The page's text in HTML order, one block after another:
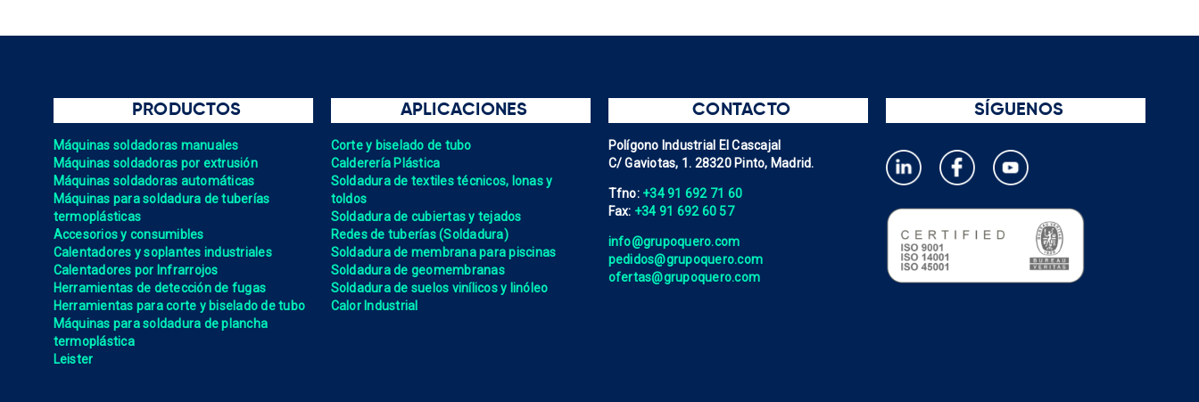
PRODUCTOS
Máquinas soldadoras manuales
Máquinas soldadoras por extrusión
Máquinas soldadoras automáticas
Máquinas para soldadura de tuberías
termoplásticas
Accesorios y consumibles
Calentadores y soplantes industriales
Calentadores por Infrarrojos
Herramientas de detección de fugas
Herramientas para corte y biselado de tubo
Máquinas para soldadura de plancha
termoplástica
Leister
APLICACIONES
Corte y biselado de tubo
Calderería Plástica
Soldadura de textiles técnicos, lonas y
toldos
Soldadura de cubiertas y tejados
Redes de tuberías (Soldadura)
Soldadura de membrana para piscinas
Soldadura de geomembranas
Soldadura de suelos vinílicos y linóleo
Calor Industrial
CONTACTO
Polígono Industrial El Cascajal
C/ Gaviotas, 1. 28320 Pinto, Madrid.
Tfno: +34 91 692 71 60
Fax: +34 91 692 60 57
info@grupoquero.com
pedidos@grupoquero.com
ofertas@grupoquero.com
SÍGUENOS